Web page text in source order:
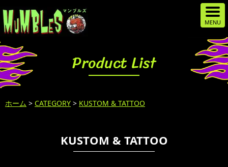
Product List
ホーム > CATEGORY > KUSTOM & TATTOO
KUSTOM & TATTOO